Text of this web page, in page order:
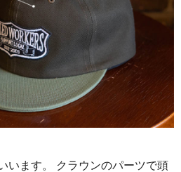
います。 クラウンのパーツで頭